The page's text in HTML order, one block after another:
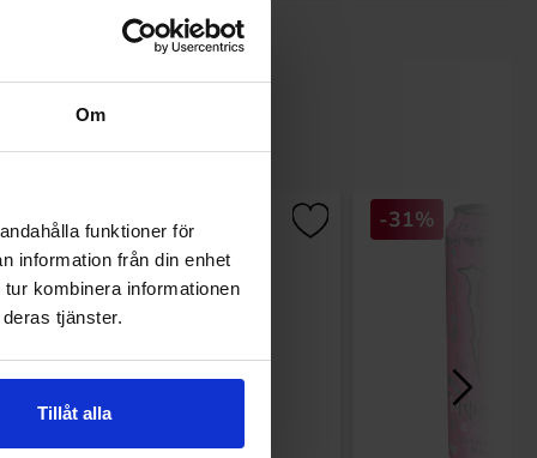
Om
funktioner för
information från din enhet
kombinera informationen
tjänster.
Tillåt alla
-31%